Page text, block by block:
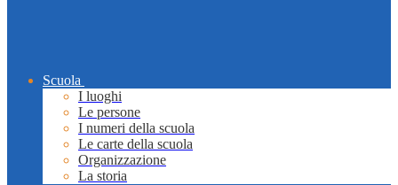
Scuola
I luoghi
Le persone
I numeri della scuola
Le carte della scuola
Organizzazione
La storia